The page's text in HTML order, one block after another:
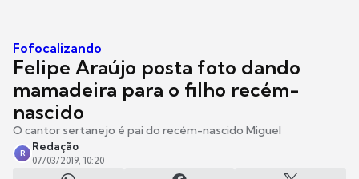
Fofocalizando
Felipe Araújo posta foto dando
mamadeira para o filho recém-
nascido
O cantor sertanejo é pai do recém-nascido Miguel
R
Redação
07/03/2019, 10:20